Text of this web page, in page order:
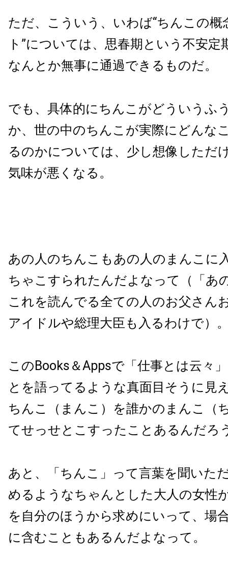
ただ、こういう、いわば“ちんこの概
ト”については、思春期という不安
なんとか無事に通過できるものだ。
でも、具体的にちんこがどういうふ
か、世の中のちんこが実際にどんな
るのかについては、少し想像しただ
気味が悪くなる。
あの人のちんこもあの人のまんこに
ちゃこすられたんだよなって（「あ
これを読んでる全ての人のお父さん
アイドルや総理大臣も入るわけで）
この Books ＆Appsで「仕事とは云々
とを語ってるような真面目そうに見
ちんこ（まんこ）を誰かのまんこ（
てせっせとこすったことあるんだろ
あと、「ちんこ」って言葉を聞いた
めるようなちゃんとした大人の女性
を自分のほうから求めにいって、場
に含むこともあるんだよなって。